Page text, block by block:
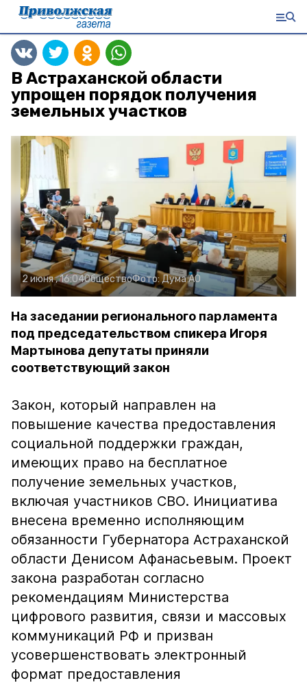
В Астраханской области
упрощен порядок получения
земельных участков
2 июня , 16:04ОбществоФото:Дума АО
На заседании регионального парламента
под председательством спикера Игоря
Мартынова депутаты приняли
соответствующий закон
Закон, который направлен на
повышение качества предоставления
социальной поддержки граждан,
имеющих право на бесплатное
получение земельных участков,
включая участников СВО. Инициатива
внесена временно исполняющим
обязанности Губернатора Астраханской
области Денисом Афанасьевым. Проект
закона разработан согласно
рекомендациям Министерства
цифрового развития, связи и массовых
коммуникаций РФ и призван
усовершенствовать электронный
формат предоставления